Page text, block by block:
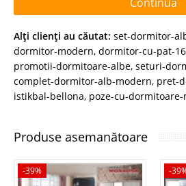
Alţi clienţi au căutat: set-dormitor-
dormitor-modern, dormitor-cu-pat-
promotii-dormitoare-albe, seturi-
complet-dormitor-alb-modern, pret-
istikbal-bellona, poze-cu-
Produse asemanătoare
-39% -